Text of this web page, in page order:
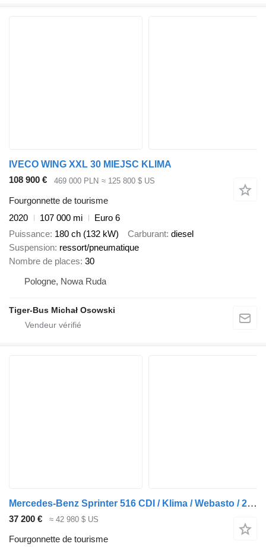
IVECO WING XXL 30 MIEJSC KLIMA
108 900 €
469 000 PLN ≈ 125 800 $ US
Fourgonnette de tourisme
2020
107 000 mi
Euro 6
Puissance 180 ch (132 kW) Carburant diesel
Suspension ressort/pneumatique
Nombre de places 30
Pologne, Nowa Ruda
Tiger-Bus Michał Osowski
Mercedes-Benz Sprinter 516 CDI / Klima / Webasto / 23 miejsca
37 200 € ≈ 42 980 $ US
Fourgonnette de tourisme